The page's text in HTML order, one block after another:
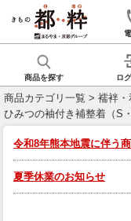
商品を探す ロ
商品カテゴリ一覧 > 襦袢・
ひみつの袖付き補整着（S
令和8年熊本地震に伴う
夏季休業のお知らせ